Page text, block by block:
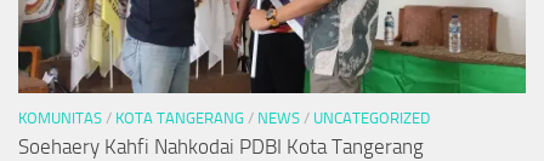
KOMUNITAS / KOTA TANGERANG / NEWS / UNCATEGORIZED
Soehaery Kahfi Nahkodai PDBI Kota Tangerang